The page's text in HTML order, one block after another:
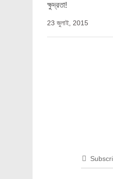
ক্ষুদ্রতা!
23 জুলাই, 2015